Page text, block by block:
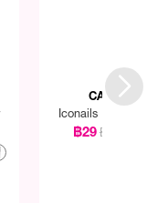
CATRICE
Iconails Gel
฿29฿135